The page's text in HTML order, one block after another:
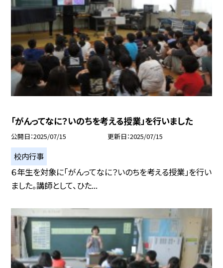
「がんってなに？いのちを考える授業」を行いました
公開日 2025/07/15 更新日 2025/07/15
校内行事
６年生を対象に「がんってなに？いのちを考える授業」を行い
ました。講師として、ひた...